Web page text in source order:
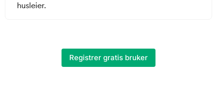
husleier.
Registrer gratis bruker